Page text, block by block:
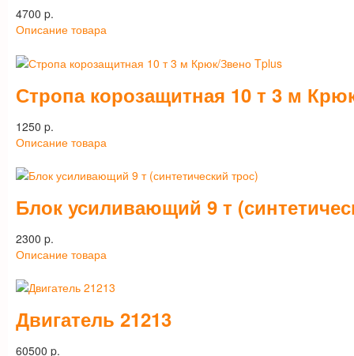
4700 p.
Описание товара
Стропа корозащитная 10 т 3 м
1250 p.
Описание товара
Блок усиливающий 9 т
2300 p.
Описание товара
Двигатель 21213
60500 p.